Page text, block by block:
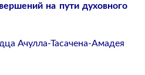
на пути духовного
Ачулла-Тасачена-Амадея